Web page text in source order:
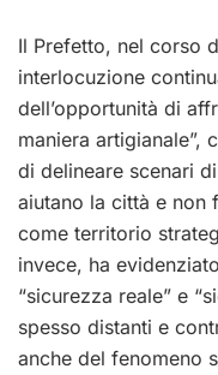
Il Prefetto, nel corso
interlocuzione
dell’opportunità di
maniera artigianale”,
di delineare scenari
aiutano la città e non
come territorio
invece, ha
“sicurezza reale” e
spesso distanti e
anche del fenomeno